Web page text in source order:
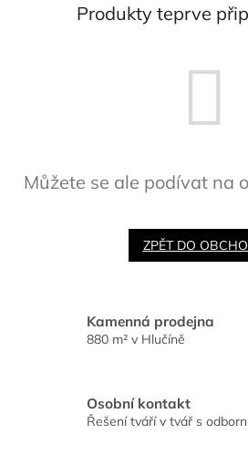
Produkty teprve
Můžete se ale podívat na
ZPĚT DO
Kamenná prodejna
880 m² v Hlučíně
Osobní kontakt
Řešení tváří v tvář s